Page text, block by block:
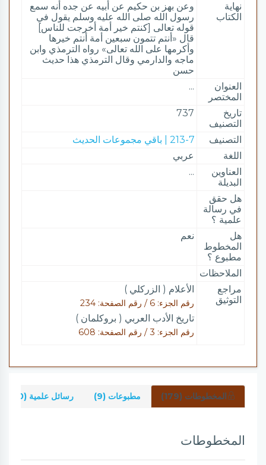
نهاية
الكتاب
وعن بهز بن حكيم عن أبيه عن جده أنه سمع
رسول الله صلى الله عليه وسلم يقول في
قوله تعالى [كنتم خير أمة أخرجت للناس]
قال «أنتم تتمون سبعين أمة أنتم خيرها
وأكرمها على الله تعالى» رواه الترمذي وابن
ماجه والدارمي وقال الترمذي هذا حديث
حسن
العنوان
المختصر
...
تاريخ
التصنيف
737
التصنيف
213-7 | باقي مجموعات الحديث
اللغة
عربي
العناوين
البديلة
...
هل حقق
في رسالة
علمية ؟
هل
المخطوط
مطبوع ؟
نعم
الملاحظات
مراجع
التوثيق
الأعلام ( الزركلي )
رقم الجزء: 6 / رقم الصفحة: 234
تاريخ الأدب العربي ( بروكلمان )
رقم الجزء: 3 / رقم الصفحة: 608
المخطوطات (179) مطبوعات (9) رسائل علمية (0)
المخطوطات